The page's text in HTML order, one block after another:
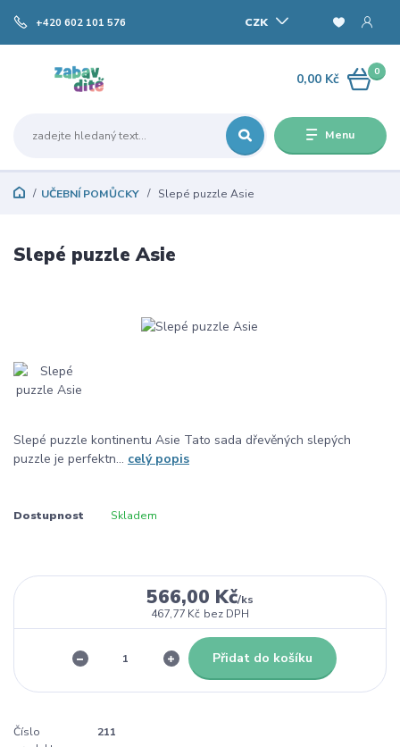
Menu
CZK
+420 602 101 576
0
0,00 Kč
UČEBNÍ POMŮCKY Slepé puzzle Asie
Slepé puzzle Asie
Slepé puzzle kontinentu Asie Tato sada dřevěných slepých
puzzle je perfektn... celý popis
Dostupnost Skladem
566,00 Kč/ks
467,77 Kč bez DPH
Přidat do košíku
Číslo
211